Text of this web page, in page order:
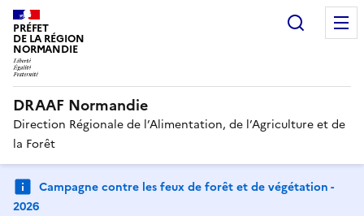
PRÉFET
DE LA RÉGION
NORMANDIE
DRAAF Normandie
Direction Régionale de l’Alimentation, de l’Agriculture et de
la Forêt
Campagne contre les feux de forêt et de végétation -
2026